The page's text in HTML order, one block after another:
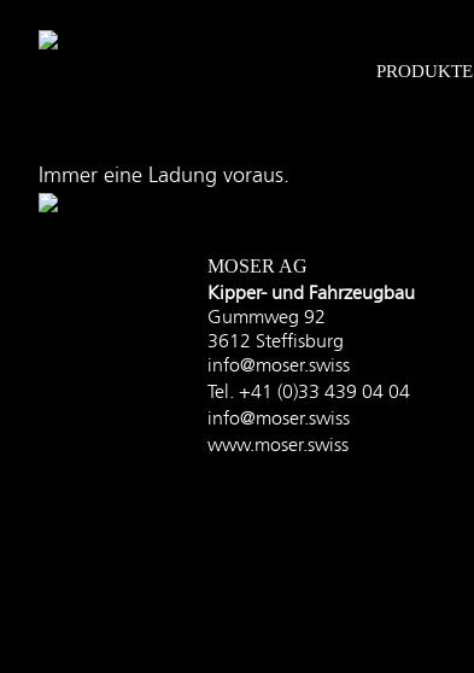
Immer eine Ladung voraus.
PRODUKTE
MOSER AG
Kipper- und Fahrzeugbau
Gummweg 92
3612 Steffisburg
info@moser.swiss
Tel. +41 (0)33 439 04 04
info@moser.swiss
www.moser.swiss